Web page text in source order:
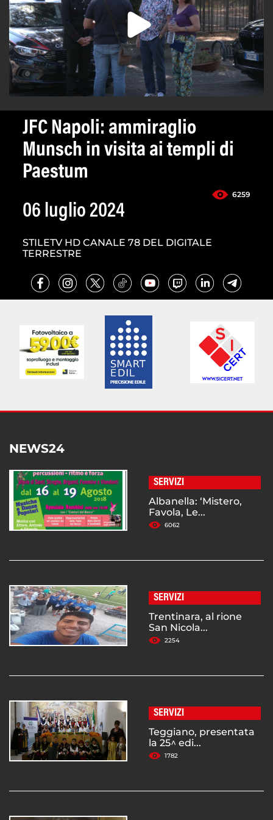
JFC Napoli: ammiraglio
Munsch in visita ai templi di
Paestum
6259
06 luglio 2024
STILETV HD CANALE 78 DEL DIGITALE
TERRESTRE
NEWS24
SERVIZI
Albanella: ‘Mistero,
Favola, Le...
6062
SERVIZI
Trentinara, al rione
San Nicola...
2254
SERVIZI
Teggiano, presentata
la 25^ edi...
1782